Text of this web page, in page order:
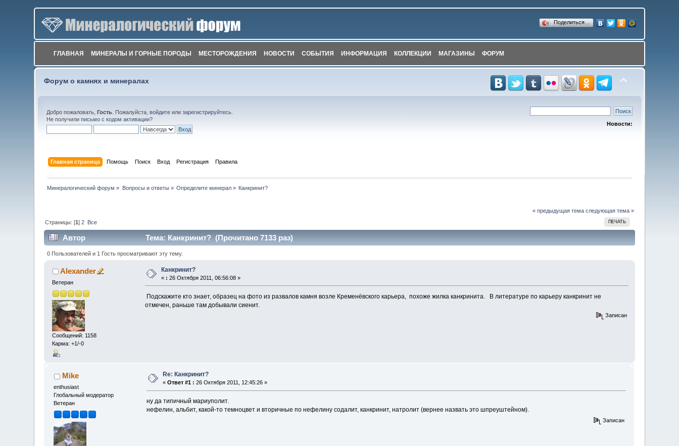
Поделиться…
ГЛАВНАЯ МИНЕРАЛЫ И ГОРНЫЕ ПОРОДЫ МЕСТОРОЖДЕНИЯ НОВОСТИ СОБЫТИЯ ИНФОРМАЦИЯ КОЛЛЕКЦИИ МАГАЗИНЫ ФОРУМ
Форум о камнях и минералах
Добро пожаловать,Гость . Пожалуйста,войдите илизарегистрируйтесь
Не получилиписьмо с кодом активации?
Новости:
Главная страница Помощь Поиск Вход Регистрация Правила
Минералогический форум » Вопросы и ответы» Определите минерал » Канкринит?
« предыдущая тема следующая тема »
ПЕЧАТЬ
Страницы: [1]2 Все
Автор Тема: Канкринит? (Прочитано 7133 раз)
0 Пользователей и 1 Гость просматривают эту тему.
Alexander
Ветеран
Сообщений: 1158
Карма: +1/-0
Канкринит?
« : 26 Октября 2011, 06:56:08 »
Подскажите кто знает, образец на фото из развалов камня возле Кременёвского карьера, похоже жилка канкринита. В литературе по карьеру канкринит не
отмечен, раньше там добывали сиенит.
Записан
Mike
enthusiast
Глобальный модератор
Ветеран
Re: Канкринит?
«Ответ #1 : 26 Октября 2011, 12:45:26 »
ну да типичный мариуполит.
нефелин, альбит, какой-то темноцвет и вторичные по нефелину содалит, канкринит, натролит (вернее назвать это шпреуштейном).
Записан